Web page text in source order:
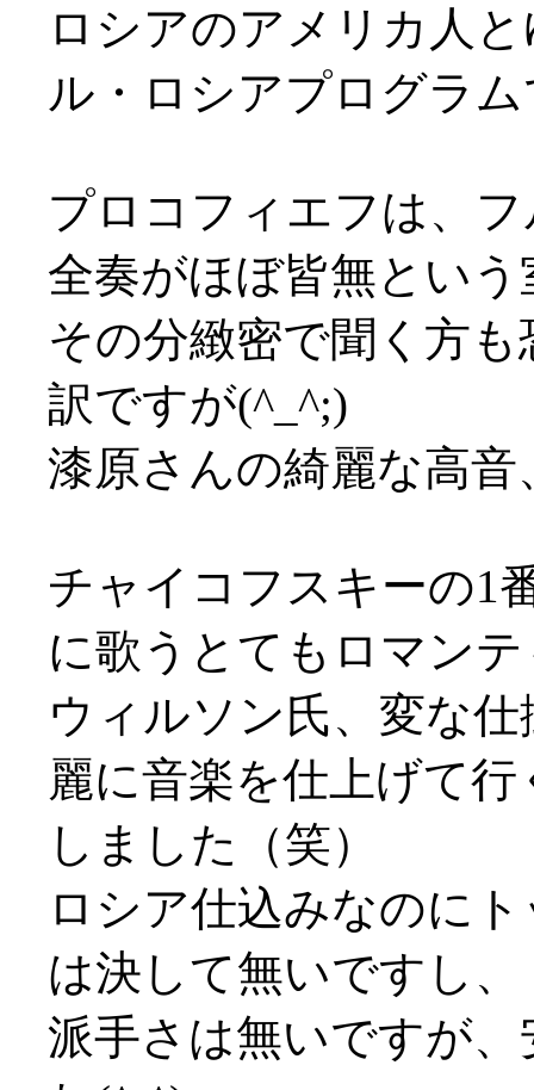
ロシアのアメリカ人
ル・ロシアプログラ
プロコフィエフは、
全奏がほぼ皆無とい
その分緻密で聞く方
訳ですが(^_^;)
漆原さんの綺麗な高
チャイコフスキーの1
に歌うとてもロマン
ウィルソン氏、変な
麗に音楽を仕上げて
しました（笑）
ロシア仕込みなのに
は決して無いですし、
派手さは無いですが